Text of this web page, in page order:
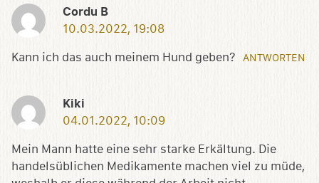
Cordu B
10.03.2022, 19:08
Kann ich das auch meinem Hund geben? ANTWORTEN
Kiki
04.01.2022, 10:09
Mein Mann hatte eine sehr starke Erkältung. Die
handelsüblichen Medikamente machen viel zu müde,